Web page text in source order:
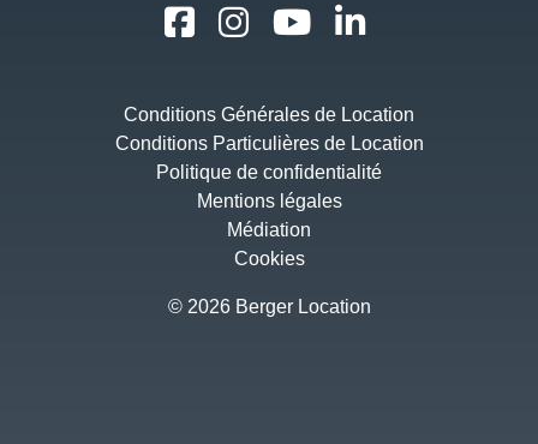
Conditions Générales de Location
Conditions Particulières de Location
Politique de confidentialité
Mentions légales
Médiation
Cookies
© 2026 Berger Location